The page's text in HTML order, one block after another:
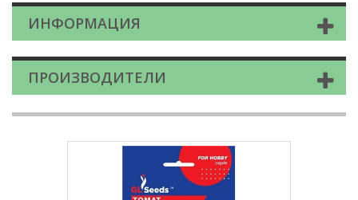
ИНФОРМАЦИЯ
ПРОИЗВОДИТЕЛИ